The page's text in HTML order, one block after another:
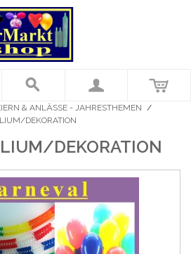
& ANLÄSSE - JAHRESTHEMEN /
DEKORATION
DEKORATION